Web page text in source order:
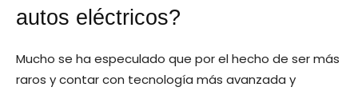
autos eléctricos?
Mucho se ha especulado que por el hecho de ser más
raros y contar con tecnología más avanzada y